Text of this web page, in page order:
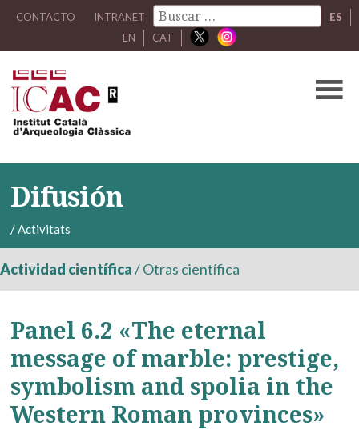
CONTACTO INTRANET
ES
EN
CAT
Difusión
/Activitats
Actividad científica/Otras científica
Panel 6.2 «The eternal
message of marble: prestige,
symbolism and spolia in the
Western Roman provinces​»